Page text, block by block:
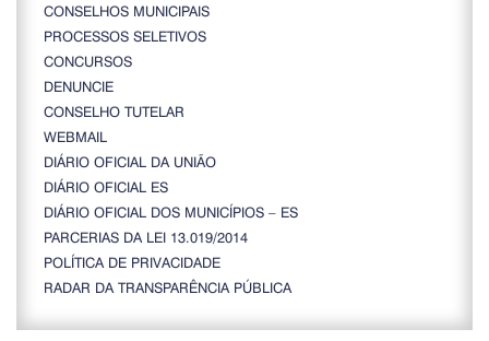
CONSELHOS MUNICIPAIS
PROCESSOS SELETIVOS
CONCURSOS
DENUNCIE
CONSELHO TUTELAR
WEBMAIL
DIÁRIO OFICIAL DA UNIÃO
DIÁRIO OFICIAL ES
DIÁRIO OFICIAL DOS MUNICÍPIOS – ES
PARCERIAS DA LEI 13.019/2014
POLÍTICA DE PRIVACIDADE
RADAR DA TRANSPARÊNCIA PÚBLICA